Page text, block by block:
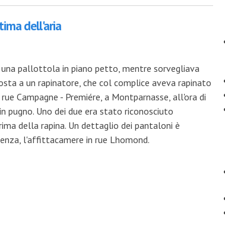
dell'aria
pallottola in piano petto, mentre sorvegliava
a un rapinatore, che col complice aveva rapinato
Campagne - Premiére, a Montparnasse, all'ora di
pugno. Uno dei due era stato riconosciuto
della rapina. Un dettaglio dei pantaloni è
l'affittacamere in rue Lhomond.